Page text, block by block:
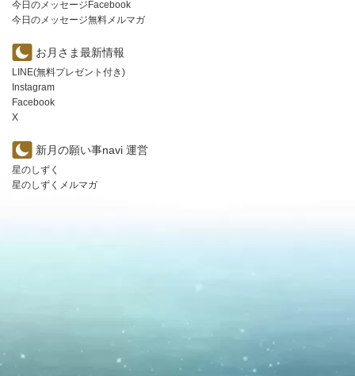
今日のメッセージFacebook
今日のメッセージ無料メルマガ
お月さま最新情報
LINE(無料プレゼント付き)
Instagram
Facebook
X
新月の願い事navi 運営
星のしずく
星のしずくメルマガ